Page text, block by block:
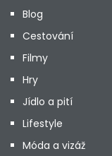
Blog
Cestování
Filmy
Hry
Jídlo a pití
Lifestyle
Móda a vizáž